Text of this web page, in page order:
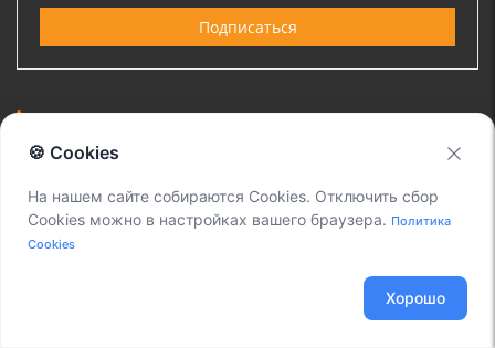
Присоединяйтесь к нам
для офиса и Call-центры., ИНН: 7715856113, ОГРН: 1117746186084. Все права
🍪 Cookies
На нашем сайте собираются Cookies. Отключить сбор
Cookies можно в настройках вашего браузера. Политика
Cookies
Хорошо